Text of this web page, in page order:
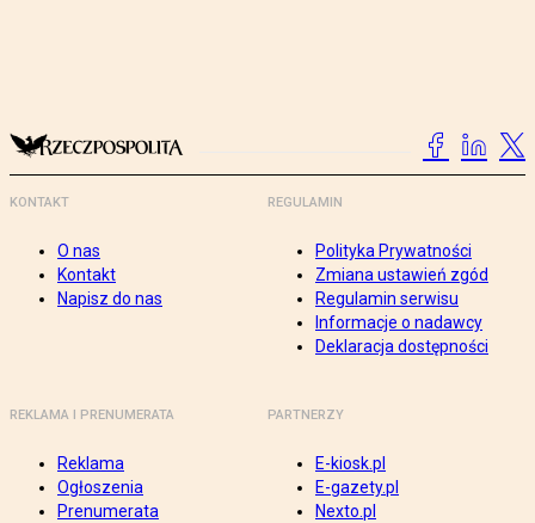
KONTAKT
O nas
Kontakt
Napisz do nas
REGULAMIN
Polityka Prywatności
Zmiana ustawień zgód
Regulamin serwisu
Informacje o nadawcy
Deklaracja dostępności
REKLAMA I PRENUMERATA
Reklama
Ogłoszenia
Prenumerata
PARTNERZY
E-kiosk.pl
E-gazety.pl
Nexto.pl